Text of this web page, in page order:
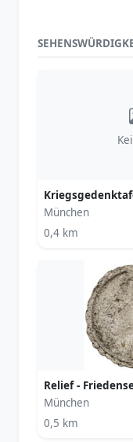
München
0,4 km
Relief -
München
0,5 km